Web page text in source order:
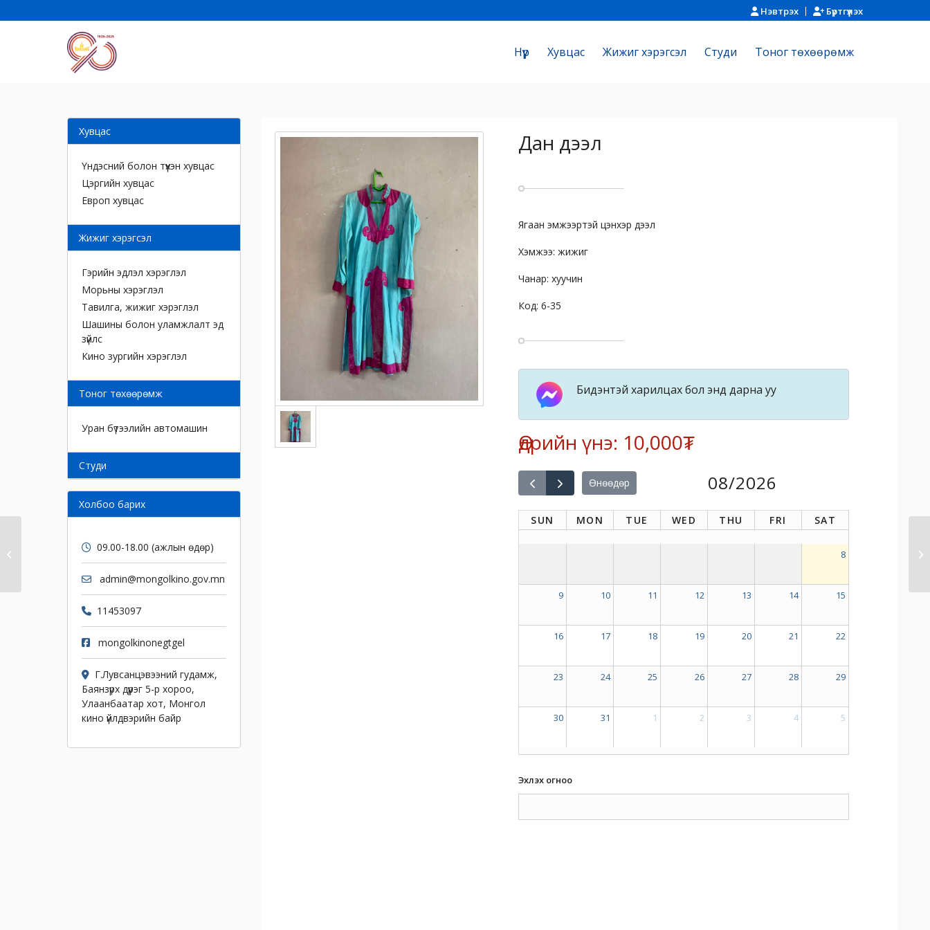
Нэвтрэх Бүртгүүлэх
Нүүр Хувцас Жижиг хэрэгсэл Cтуди Тоног төхөөрөмж
Дан дээл
Ягаан эмжээртэй цэнхэр дээл
Хэмжээ: жижиг
Чанар: хуучин
Код: 6-35
Бидэнтэй харилцах бол энд дарна уу
Өдрийн үнэ: 10,000₮
Өнөөдөр 08/2026
SUN MON TUE WED THU FRI SAT
8
9 10 11 12 13 14 15
16 17 18 19 20 21 22
23 24 25 26 27 28 29
30 31 1 2 3 4 5
Эхлэх огноо
Хувцас
Үндэсний болон түүхэн хувцас
Цэргийн хувцас
Европ хувцас
Жижиг хэрэгсэл
Гэрийн эдлэл хэрэглэл
Морьны хэрэглэл
Тавилга, жижиг хэрэглэл
Шашины болон уламжлалт эд
зүйлс
Кино зургийн хэрэглэл
Тоног төхөөрөмж
Уран бүтээлийн автомашин
Cтуди
Холбоо барих
09.00-18.00 (ажлын өдөр)
admin@mongolkino.gov.mn
11453097
mongolkinonegtgel
Г.Лувсанцэвээний гудамж,
Баянзүрх дүүрэг 5-р хороо,
Улаанбаатар хот, Монгол
кино үйлдвэрийн байр